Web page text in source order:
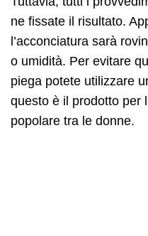
ne fissate il risultato.
l’acconciatura sarà
o umidità. Per evitare
piega potete utilizzare
questo è il prodotto per
popolare tra le donne.